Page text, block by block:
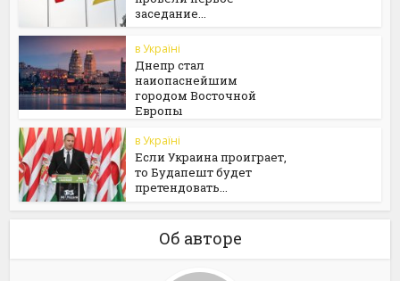
заседание...
в Україні
Днепр стал
наиопаснейшим
городом Восточной
Европы
в Україні
Если Украина проиграет,
то Будапешт будет
претендовать...
Об авторе